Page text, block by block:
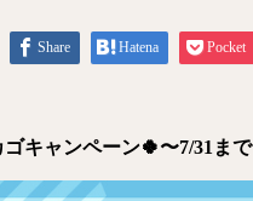
Share Hatena Pocket
ゴキャンペーン🍀〜7/31まで